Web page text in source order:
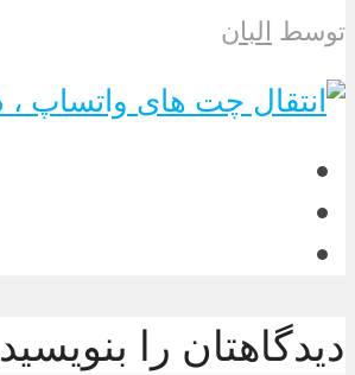
توسط البان
دیدگاهتان را بنویسید